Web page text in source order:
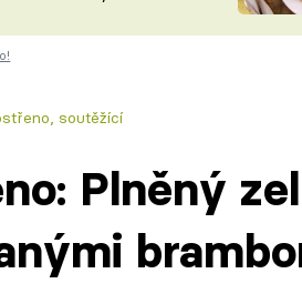
ČESKO NA TALÍŘI
KUCHAŘKA
soutěžící
Plněný